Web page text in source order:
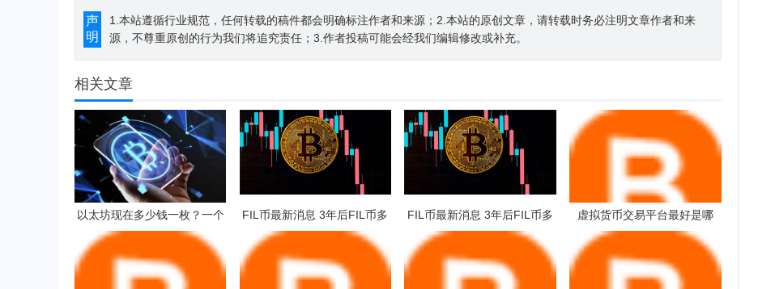
声
明
1.本站遵循行业规范，任何转载的稿件都会明确标注作者和来源；2.本站的原创文章，请转载时务必注明文章作者和来
源，不尊重原创的行为我们将追究责任；3.作者投稿可能会经我们编辑修改或补充。
相关文章
以太坊现在多少钱一枚？一个
以太坊币值多少人民币？
FIL币最新消息 3年后FIL币多
少一只？
FIL币最新消息 3年后FIL币多
少一只？
虚拟货币交易平台最好是哪
个？交易平台排名 火必网和ok